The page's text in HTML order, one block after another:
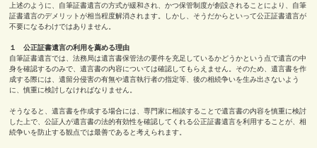
上述のように、自筆証書遺言の方式が緩和され、かつ保管制度が創設されることにより、自筆
証書遺言のデメリットが相当程度解消されます。しかし、そうだからといって公正証書遺言が
不要になるわけではありません。
１ 公正証書遺言の利用を薦める理由
自筆証書遺言では、法務局は遺言書保管法の要件を充足しているかどうかという点で遺言の中
身を確認するのみで、遺言書の内容については確認してもらえません。そのため、遺言書を作
成する際には、遺留分侵害の有無や遺言執行者の指定等、後の相続争いを生み出さないよう
に、慎重に検討しなければなりません。
そうなると、遺言書を作成する場合には、専門家に相談することで遺言書の内容を慎重に検討
した上で、公証人が遺言書の法的有効性を確認してくれる公正証書遺言を利用することが、相
続争いを防止する観点では最善であると考えられます。